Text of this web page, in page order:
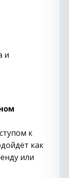
и
к
как
или